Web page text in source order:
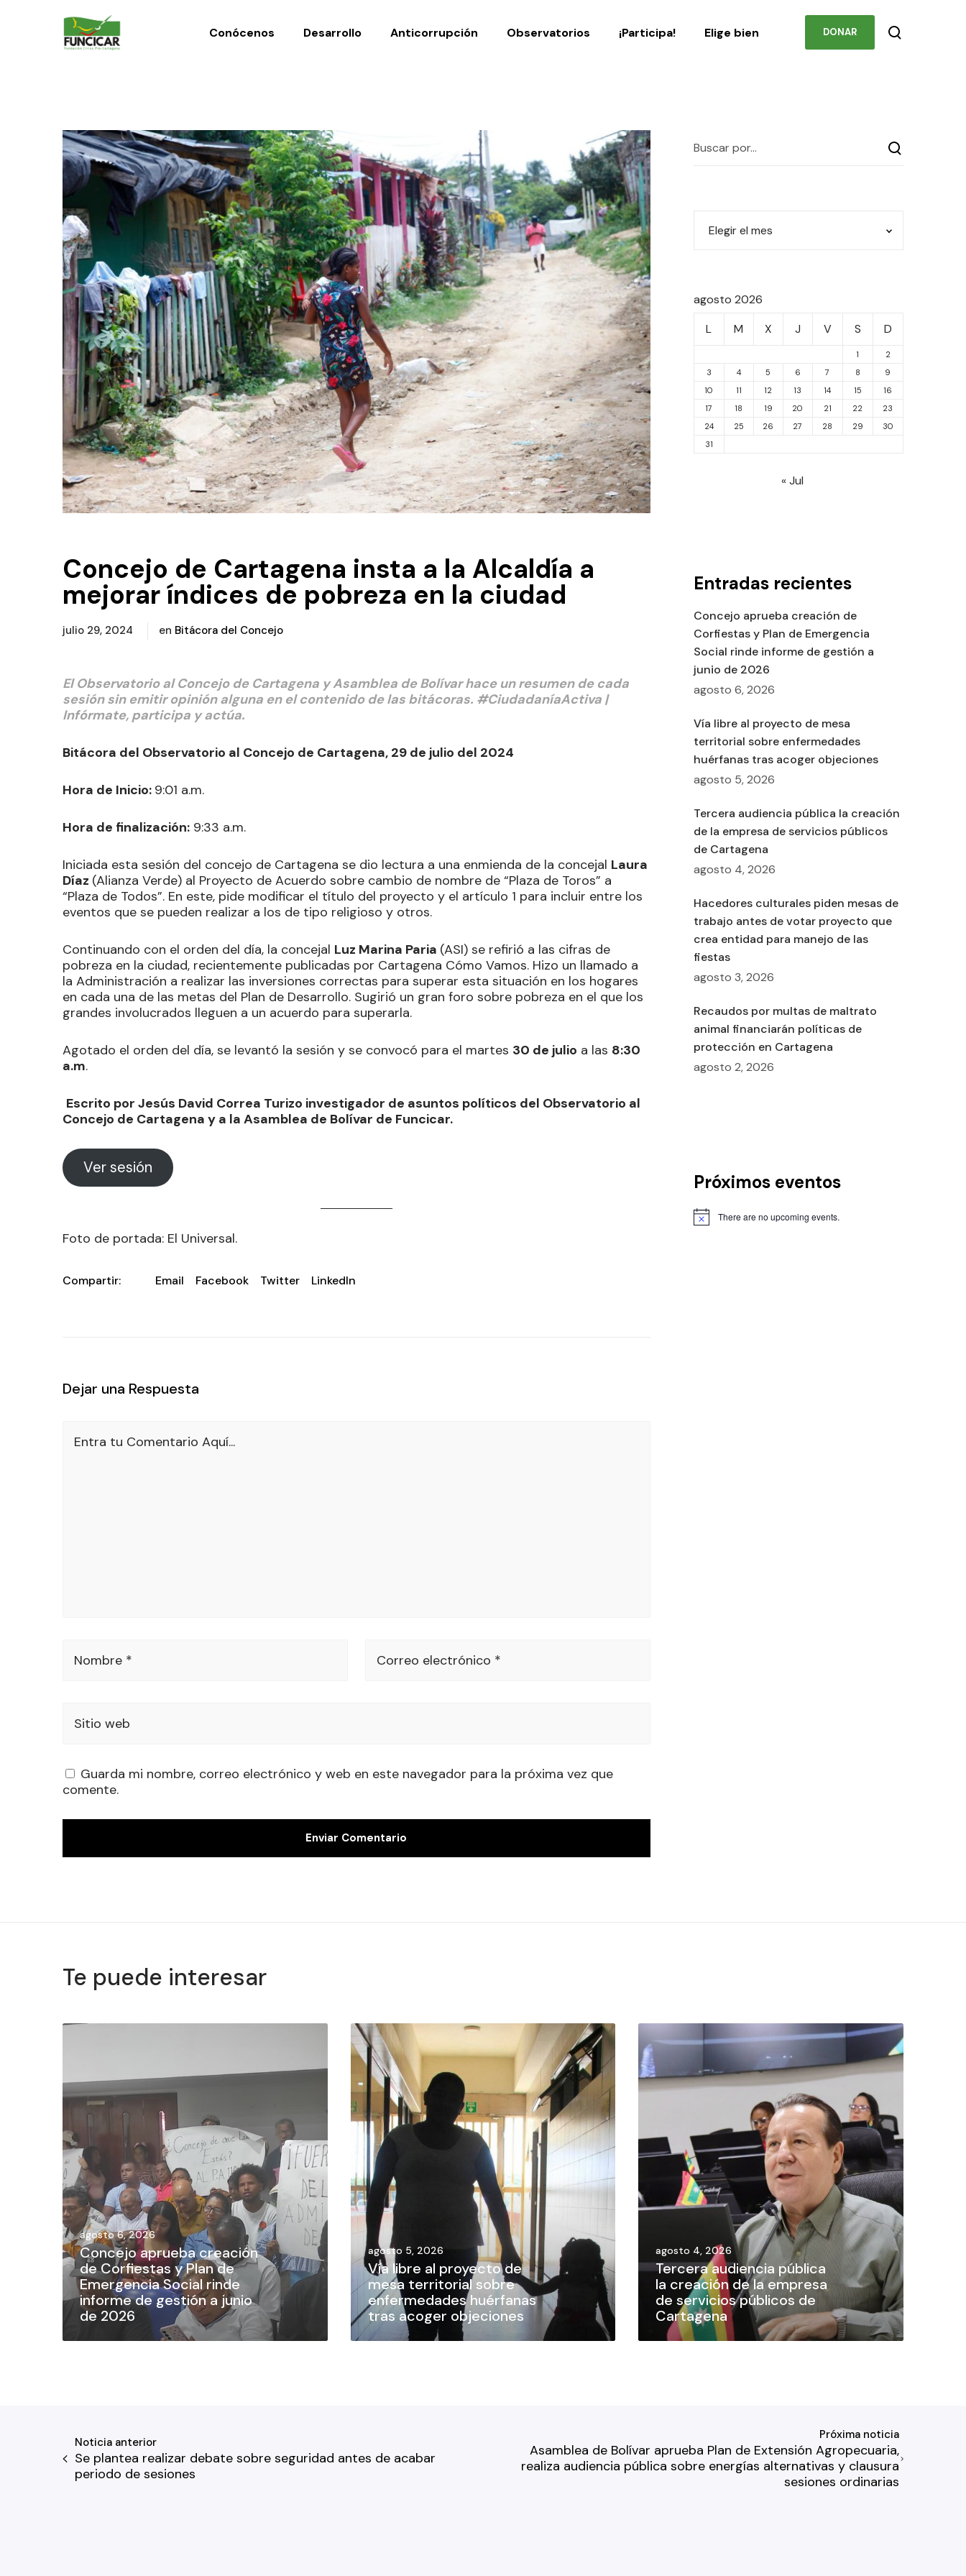
Conócenos Desarrollo Anticorrupción Observatorios ¡Participa! Elige bien DONAR
Concejo de Cartagena insta a la Alcaldía a
mejorar índices de pobreza en la ciudad
julio 29, 2024 en Bitácora del Concejo
El Observatorio al Concejo de Cartagena y Asamblea de Bolívar hace un resumen de cada
sesión sin emitir opinión alguna en el contenido de las bitácoras. #CiudadaníaActiva |
Infórmate, participa y actúa.
Bitácora del Observatorio al Concejo de Cartagena, 29 de julio del 2024
Hora de Inicio: 9:01 a.m.
Hora de finalización: 9:33 a.m.
Iniciada esta sesión del concejo de Cartagena se dio lectura a una enmienda de la concejal Laura
Díaz (Alianza Verde) al Proyecto de Acuerdo sobre cambio de nombre de “Plaza de Toros” a
“Plaza de Todos”. En este, pide modificar el título del proyecto y el artículo 1 para incluir entre los
eventos que se pueden realizar a los de tipo religioso y otros.
Continuando con el orden del día, la concejal Luz Marina Paria (ASI) se refirió a las cifras de
pobreza en la ciudad, recientemente publicadas por Cartagena Cómo Vamos. Hizo un llamado a
la Administración a realizar las inversiones correctas para superar esta situación en los hogares
en cada una de las metas del Plan de Desarrollo. Sugirió un gran foro sobre pobreza en el que los
grandes involucrados lleguen a un acuerdo para superarla.
Agotado el orden del día, se levantó la sesión y se convocó para el martes 30 de julio a las 8:30
a.m.
Escrito por Jesús David Correa Turizo investigador de asuntos políticos del Observatorio al
Concejo de Cartagena y a la Asamblea de Bolívar de Funcicar.
Ver sesión
Foto de portada: El Universal.
Compartir: Email Facebook Twitter LinkedIn
Dejar una Respuesta
Entra tu Comentario Aquí...
Nombre * Correo electrónico *
Sitio web
Guarda mi nombre, correo electrónico y web en este navegador para la próxima vez que
comente.
agosto 2026
L
M X J V S D
1
2
3
4 5 6 7 8
9
10
11 12 13 14 15
16
17
18 19 20 21 22
23
24
25 26 27 28 29
30
31
« Jul
Entradas recientes
Concejo aprueba creación de
Corfiestas y Plan de Emergencia
Social rinde informe de gestión a
junio de 2026
agosto 6, 2026
Vía libre al proyecto de mesa
territorial sobre enfermedades
huérfanas tras acoger objeciones
agosto 5, 2026
Tercera audiencia pública la creación
de la empresa de servicios públicos
de Cartagena
agosto 4, 2026
Hacedores culturales piden mesas de
trabajo antes de votar proyecto que
crea entidad para manejo de las
fiestas
agosto 3, 2026
Recaudos por multas de maltrato
animal financiarán políticas de
protección en Cartagena
agosto 2, 2026
Próximos eventos
There are no upcoming events.
Te puede interesar
agosto 6, 2026
Concejo aprueba creación
de Corfiestas y Plan de
Emergencia Social rinde
informe de gestión a junio
de 2026
agosto 5, 2026
Vía libre al proyecto de
mesa territorial sobre
enfermedades huérfanas
tras acoger objeciones
agosto 4, 2026
Tercera audiencia pública
la creación de la empresa
de servicios públicos de
Cartagena
Noticia anterior
Se plantea realizar debate sobre seguridad antes de acabar
periodo de sesiones
Próxima noticia
Asamblea de Bolívar aprueba Plan de Extensión Agropecuaria,
realiza audiencia pública sobre energías alternativas y clausura
sesiones ordinarias